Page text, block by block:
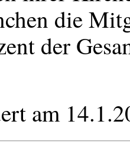
die
der
am